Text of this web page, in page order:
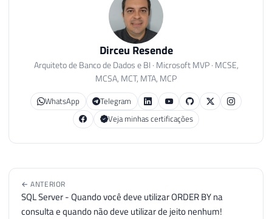
Dirceu Resende
Arquiteto de Banco de Dados e BI · Microsoft MVP · MCSE,
MCSA, MCT, MTA, MCP
WhatsApp
Telegram
Veja minhas certificações
← ANTERIOR
SQL Server - Quando você deve utilizar ORDER BY na
consulta e quando não deve utilizar de jeito nenhum!